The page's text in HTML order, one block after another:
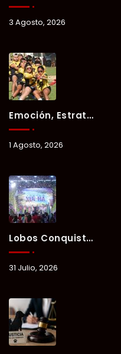
3 Agosto, 2026
Emoción, Estrategia Y Trabajo En Equipo Marcan El Segundo Día Del Verano Xul-Há 2026.
1 Agosto, 2026
Lobos Conquista La Primera Competencia Del Verano Xul-Há 2026 En Una Noche Llena De Talento Y Energía.
31 Julio, 2026